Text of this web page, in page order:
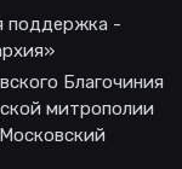
поддержка -
Благочиния
митрополии